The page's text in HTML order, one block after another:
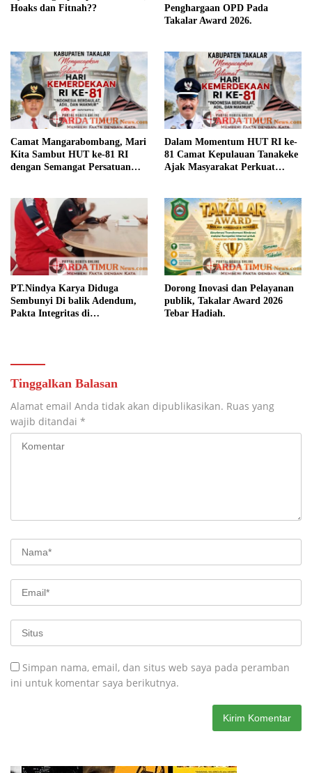
Hoaks dan Fitnah??
Penghargaan OPD Pada
Takalar Award 2026.
Camat Mangarabombang, Mari
Kita Sambut HUT ke-81 RI
dengan Semangat Persatuan
Dalam Momentum HUT RI ke-
81 Camat Kepulauan Tanakeke
Ajak Masyarakat Perkuat
PT.Nindya Karya Diduga
Sembunyi Di balik Adendum,
Pakta Integritas di
Dorong Inovasi dan Pelayanan
publik, Takalar Award 2026
Tebar Hadiah.
Tinggalkan Balasan
Alamat email Anda tidak akan dipublikasikan. Ruas yang
wajib ditandai *
Simpan nama, email, dan situs web saya pada peramban
ini untuk komentar saya berikutnya.